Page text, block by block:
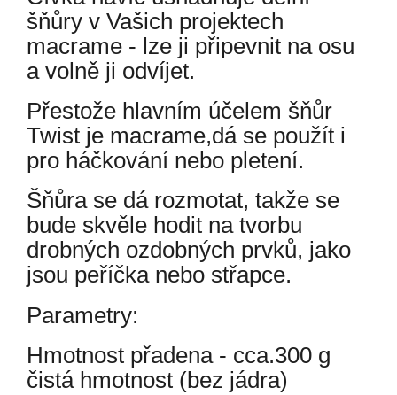
šňůry v Vašich projektech
macrame - lze ji připevnit na osu
a volně ji odvíjet.
Přestože hlavním účelem šňůr
Twist je macrame,dá se použít i
pro háčkování nebo pletení.
Šňůra se dá rozmotat, takže se
bude skvěle hodit na tvorbu
drobných ozdobných prvků, jako
jsou peříčka nebo střapce.
Parametry:
Hmotnost přadena - cca.300 g
čistá hmotnost (bez jádra)